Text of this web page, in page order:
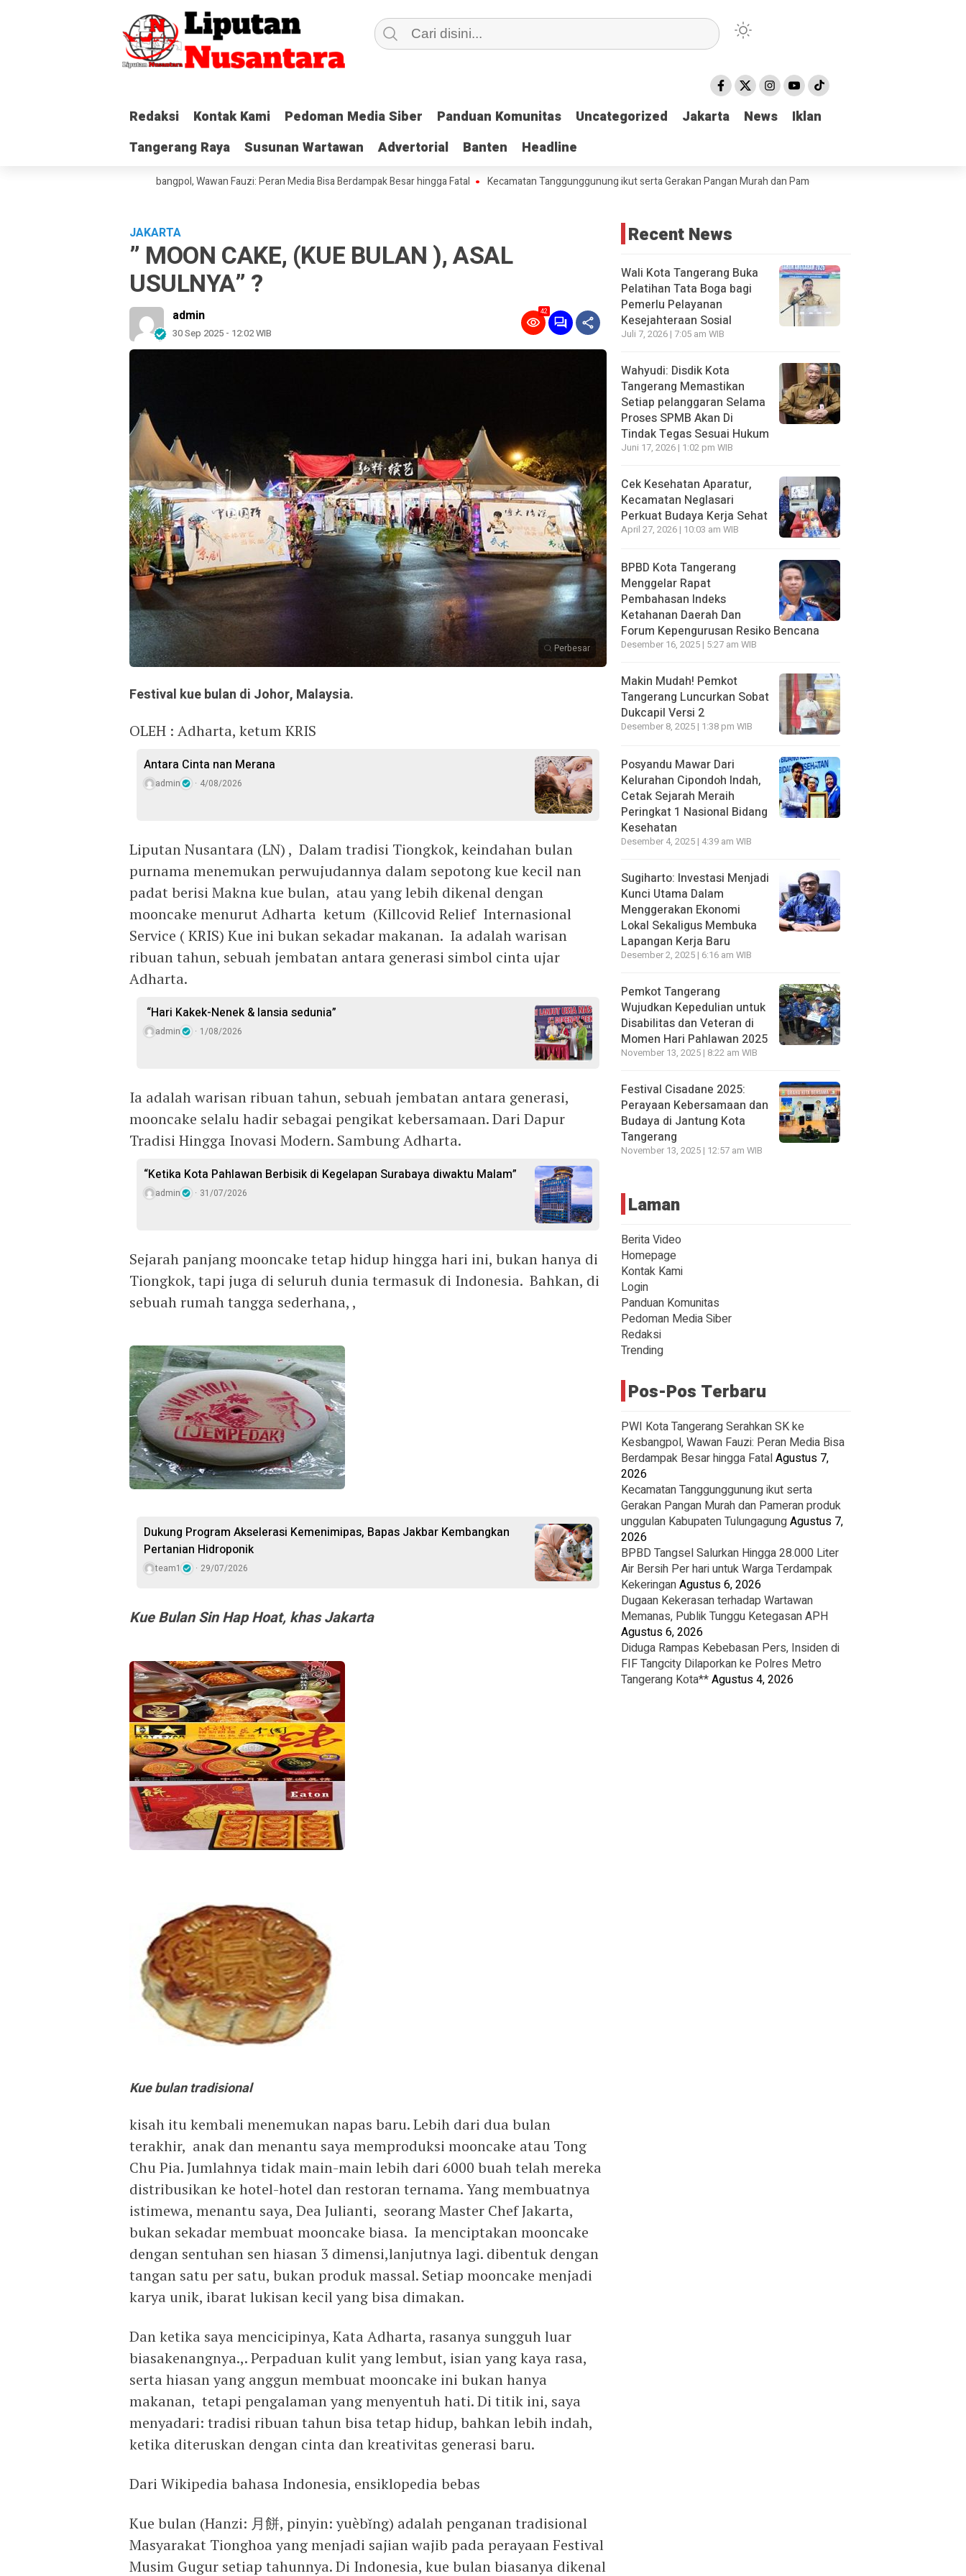
Redaksi Kontak Kami Pedoman Media Siber Panduan Komunitas Uncategorized Jakarta News
Iklan
Tangerang Raya
Susunan Wartawan Advertorial Banten Headline
Redaksi Kontak Kami Pedoman Media Siber Panduan Komunitas Uncategorized Jakarta News
Iklan
Tangerang Raya
Susunan Wartawan Advertorial Banten Headline
Serahkan SK ke Kesbangpol, Wawan Fauzi: Peran Media Bisa Berdampak Besar hingga Fatal Kecamatan Tanggunggunung ikut serta Gerakan Pangan Murah dan Pameran produk unggulan Kabupaten Tulungagung
JAKARTA
” MOON CAKE, (KUE BULAN ), ASAL
USULNYA” ?
admin
30 Sep 2025 - 12:02 WIB
42
Perbesar
Festival kue bulan di Johor, Malaysia.
OLEH : Adharta, ketum KRIS
Antara Cinta nan Merana
admin 4/08/2026
Liputan Nusantara (LN) , Dalam tradisi Tiongkok, keindahan bulan
purnama menemukan perwujudannya dalam sepotong kue kecil nan
padat berisi Makna kue bulan, atau yang lebih dikenal dengan
mooncake menurut Adharta ketum (Killcovid Relief Internasional
Service ( KRIS) Kue ini bukan sekadar makanan. Ia adalah warisan
ribuan tahun, sebuah jembatan antara generasi simbol cinta ujar
Adharta.
“Hari Kakek-Nenek & lansia sedunia”
admin 1/08/2026
Ia adalah warisan ribuan tahun, sebuah jembatan antara generasi,
mooncake selalu hadir sebagai pengikat kebersamaan. Dari Dapur
Tradisi Hingga Inovasi Modern. Sambung Adharta.
“Ketika Kota Pahlawan Berbisik di Kegelapan Surabaya diwaktu Malam”
admin 31/07/2026
Sejarah panjang mooncake tetap hidup hingga hari ini, bukan hanya di
Tiongkok, tapi juga di seluruh dunia termasuk di Indonesia. Bahkan, di
sebuah rumah tangga sederhana, ,
Dukung Program Akselerasi Kemenimipas, Bapas Jakbar Kembangkan
Pertanian Hidroponik
team1 29/07/2026
Kue Bulan Sin Hap Hoat, khas Jakarta
Kue bulan tradisional
kisah itu kembali menemukan napas baru. Lebih dari dua bulan
terakhir, anak dan menantu saya memproduksi mooncake atau Tong
Chu Pia. Jumlahnya tidak main-main lebih dari 6000 buah telah mereka
distribusikan ke hotel-hotel dan restoran ternama. Yang membuatnya
istimewa, menantu saya, Dea Julianti, seorang Master Chef Jakarta,
bukan sekadar membuat mooncake biasa. Ia menciptakan mooncake
dengan sentuhan sen hiasan 3 dimensi,lanjutnya lagi. dibentuk dengan
tangan satu per satu, bukan produk massal. Setiap mooncake menjadi
karya unik, ibarat lukisan kecil yang bisa dimakan.
Dan ketika saya mencicipinya, Kata Adharta, rasanya sungguh luar
biasakenangnya.,. Perpaduan kulit yang lembut, isian yang kaya rasa,
serta hiasan yang anggun membuat mooncake ini bukan hanya
makanan, tetapi pengalaman yang menyentuh hati. Di titik ini, saya
menyadari: tradisi ribuan tahun bisa tetap hidup, bahkan lebih indah,
ketika diteruskan dengan cinta dan kreativitas generasi baru.
Dari Wikipedia bahasa Indonesia, ensiklopedia bebas
Kue bulan (Hanzi: 月餅, pinyin: yuèbǐng) adalah penganan tradisional
Masyarakat Tionghoa yang menjadi sajian wajib pada perayaan Festival
Musim Gugur setiap tahunnya. Di Indonesia, kue bulan biasanya dikenal
Recent News
Wali Kota Tangerang Buka
Pelatihan Tata Boga bagi
Pemerlu Pelayanan
Kesejahteraan Sosial
Juli 7, 2026 | 7:05 am WIB
Wahyudi: Disdik Kota
Tangerang Memastikan
Setiap pelanggaran Selama
Proses SPMB Akan Di
Tindak Tegas Sesuai Hukum
Juni 17, 2026 | 1:02 pm WIB
Cek Kesehatan Aparatur,
Kecamatan Neglasari
Perkuat Budaya Kerja Sehat
April 27, 2026 | 10:03 am WIB
BPBD Kota Tangerang
Menggelar Rapat
Pembahasan lndeks
Ketahanan Daerah Dan
Forum Kepengurusan Resiko Bencana
Desember 16, 2025 | 5:27 am WIB
Makin Mudah! Pemkot
Tangerang Luncurkan Sobat
Dukcapil Versi 2
Desember 8, 2025 | 1:38 pm WIB
Posyandu Mawar Dari
Kelurahan Cipondoh lndah,
Cetak Sejarah Meraih
Peringkat 1 Nasional Bidang
Kesehatan
Desember 4, 2025 | 4:39 am WIB
Sugiharto: Investasi Menjadi
Kunci Utama Dalam
Menggerakan Ekonomi
Lokal Sekaligus Membuka
Lapangan Kerja Baru
Desember 2, 2025 | 6:16 am WIB
Pemkot Tangerang
Wujudkan Kepedulian untuk
Disabilitas dan Veteran di
Momen Hari Pahlawan 2025
November 13, 2025 | 8:22 am WIB
Festival Cisadane 2025:
Perayaan Kebersamaan dan
Budaya di Jantung Kota
Tangerang
November 13, 2025 | 12:57 am WIB
Laman
Berita Video
Homepage
Kontak Kami
Login
Panduan Komunitas
Pedoman Media Siber
Redaksi
Trending
Pos-Pos Terbaru
PWI Kota Tangerang Serahkan SK ke
Kesbangpol, Wawan Fauzi: Peran Media Bisa
Berdampak Besar hingga FatalAgustus 7,
2026
Kecamatan Tanggunggunung ikut serta
Gerakan Pangan Murah dan Pameran produk
unggulan Kabupaten TulungagungAgustus 7,
2026
BPBD Tangsel Salurkan Hingga 28.000 Liter
Air Bersih Per hari untuk Warga Terdampak
KekeringanAgustus 6, 2026
Dugaan Kekerasan terhadap Wartawan
Memanas, Publik Tunggu Ketegasan APH
Agustus 6, 2026
Diduga Rampas Kebebasan Pers, Insiden di
FIF Tangcity Dilaporkan ke Polres Metro
Tangerang Kota**Agustus 4, 2026